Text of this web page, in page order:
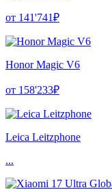
от 141'741₽
Honor Magic V6
от 158'233₽
Leica Leitzphone
...